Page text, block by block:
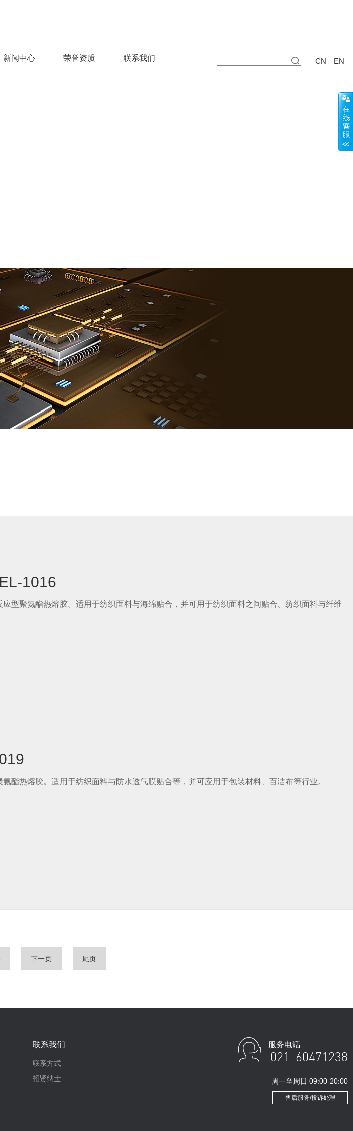
CN EN
新闻中心 荣誉资质 联系我们
1016
型聚氨酯热熔胶。适用于纺织面料与海绵贴合，并可用于纺织面料之间贴合、纺织面料与纤维
酯热熔胶。适用于纺织面料与防水透气膜贴合等，并可应用于包装材料、百洁布等行业。
下一页 尾页
联系我们
联系方式
招贤纳士
服务电话
021-60471238
周一至周日 09:00-20:00
售后服务/投诉处理